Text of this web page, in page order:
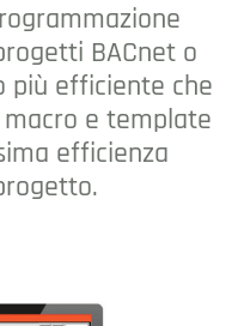
BACnet o
più efficiente che
e template
efficienza